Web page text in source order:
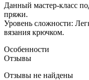
Данный мастер-класс
пряжи.
Уровень сложности:
вязания крючком.
Особенности
Отзывы
Отзывы не найдены